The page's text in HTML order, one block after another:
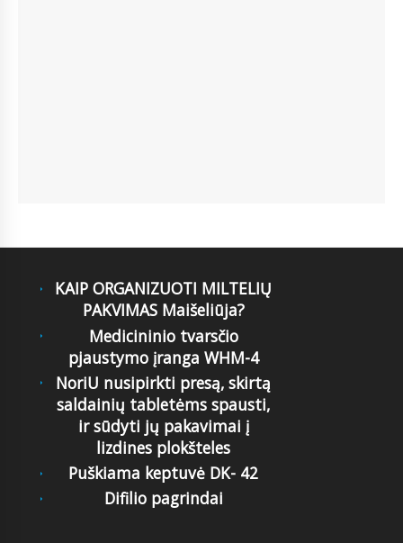
KAIP ORGANIZUOTI MILTELIŲ
PAKVIMAS Maišeliūja?
Medicininio tvarsčio
pjaustymo įranga WHM-4
NoriU nusipirkti presą, skirtą
saldainių tabletėms spausti,
ir sūdyti jų pakavimai į
lizdines plokšteles
Puškiama keptuvė DK- 42
Difilio pagrindai